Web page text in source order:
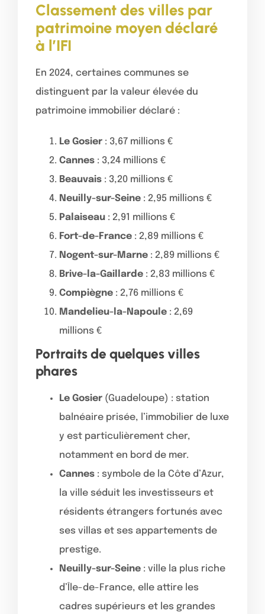
Classement des villes par
patrimoine moyen déclaré
à l’IFI
En 2024, certaines communes se
distinguent par la valeur élevée du
patrimoine immobilier déclaré :
Le Gosier : 3,67 millions €
Cannes : 3,24 millions €
Beauvais : 3,20 millions €
Neuilly-sur-Seine : 2,95 millions €
Palaiseau : 2,91 millions €
Fort-de-France : 2,89 millions €
Nogent-sur-Marne : 2,89 millions €
Brive-la-Gaillarde : 2,83 millions €
Compiègne : 2,76 millions €
Mandelieu-la-Napoule : 2,69
millions €
Portraits de quelques villes
phares
Le Gosier (Guadeloupe) : station
balnéaire prisée, l’immobilier de luxe
y est particulièrement cher,
notamment en bord de mer.
Cannes : symbole de la Côte d’Azur,
la ville séduit les investisseurs et
résidents étrangers fortunés avec
ses villas et ses appartements de
prestige.
Neuilly-sur-Seine : ville la plus riche
d’Île-de-France, elle attire les
cadres supérieurs et les grandes